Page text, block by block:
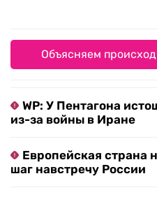
Объясняем
WP: У Пентагона
из-за войны в Иране
Европейская страна
шаг навстречу России